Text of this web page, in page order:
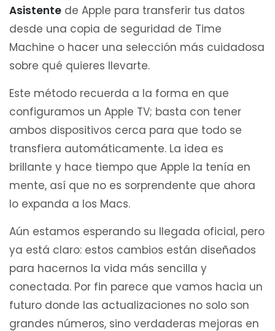
Asistente de Apple para transferir tus datos
desde una copia de seguridad de Time
Machine o hacer una selección más cuidadosa
sobre qué quieres llevarte.
Este método recuerda a la forma en que
configuramos un Apple TV; basta con tener
ambos dispositivos cerca para que todo se
transfiera automáticamente. La idea es
brillante y hace tiempo que Apple la tenía en
mente, así que no es sorprendente que ahora
lo expanda a los Macs.
Aún estamos esperando su llegada oficial, pero
ya está claro: estos cambios están diseñados
para hacernos la vida más sencilla y
conectada. Por fin parece que vamos hacia un
futuro donde las actualizaciones no solo son
grandes números, sino verdaderas mejoras en